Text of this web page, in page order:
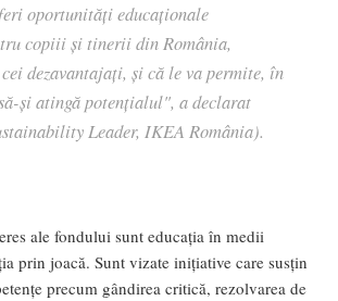
oportunități educaționale
copiii și tinerii din România,
dezavantajați, și că le va permite, în
și atingă potențialul", a declarat
Leader, IKEA România).
ale fondului sunt educația în medii
prin joacă. Sunt vizate inițiative care susțin
precum gândirea critică, rezolvarea de